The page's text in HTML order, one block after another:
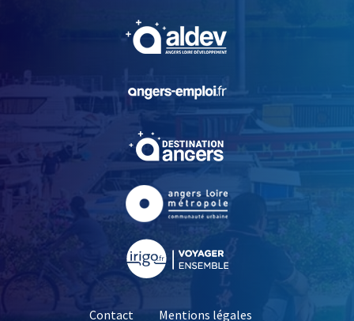
, Ouvre une nouvelle
, Ouvre une nouvelle
Contact Mentions légales